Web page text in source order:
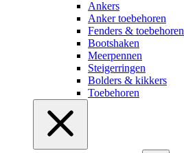
Ankers
Anker toebehoren
Fenders & toebehoren
Bootshaken
Meerpennen
Steigerringen
Bolders & kikkers
Toebehoren